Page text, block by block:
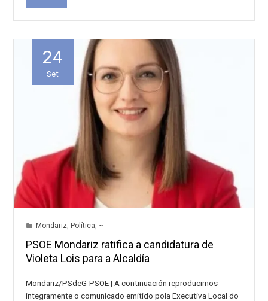
24
Set
Mondariz, Política, ~
PSOE Mondariz ratifica a candidatura de
Violeta Lois para a Alcaldía
Mondariz/PSdeG-PSOE | A continuación reproducimos
integramente o comunicado emitido pola Executiva Local do